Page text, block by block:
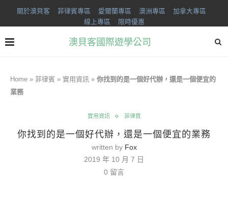
關於澳貝客 菲律賓專區 愛爾蘭專區 澳洲專區
加拿大專區
線上專區
限時優惠
澳貝客國際遊學公司
Home » 菲律賓 » 實用資訊 » 你找到的是一個好代辦，還是一個便宜的
業務
實用資訊 菲律賓
你找到的是一個好代辦，還是一個便宜的業務
written by Fox
2019 年 10 月 7 日
0 留言